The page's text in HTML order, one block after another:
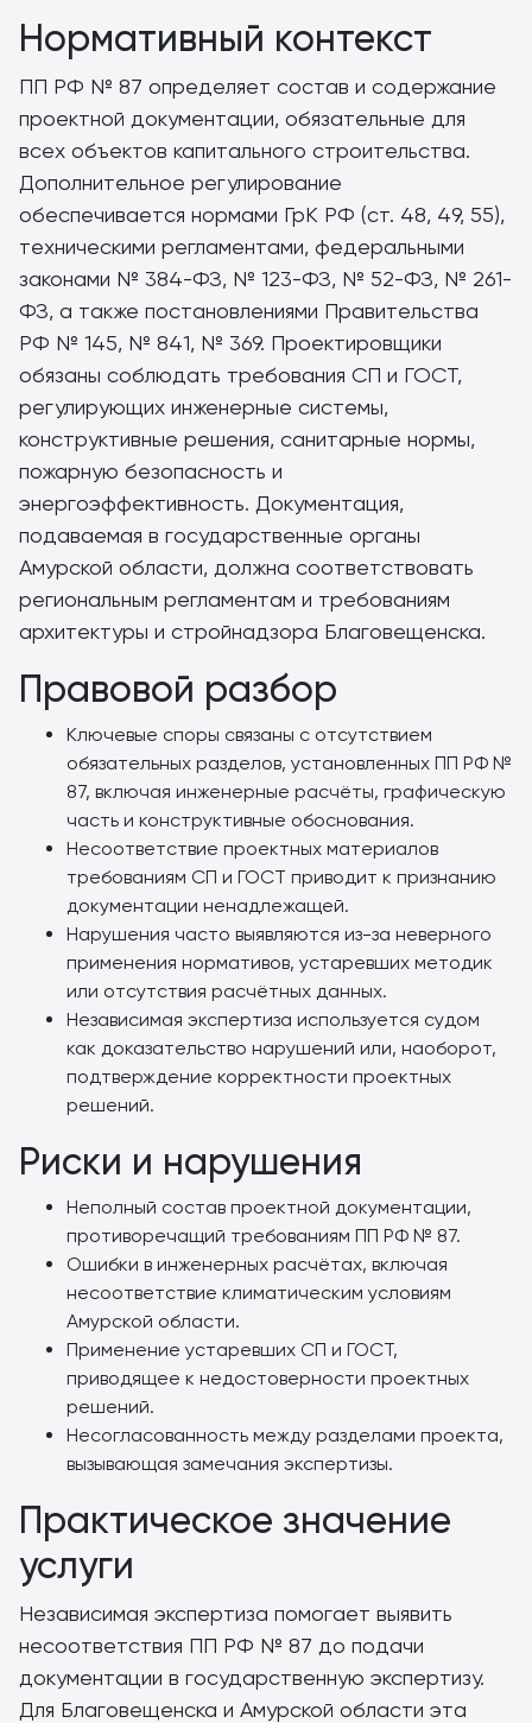
Нормативный контекст
ПП РФ № 87 определяет состав и содержание
проектной документации, обязательные для
всех объектов капитального строительства.
Дополнительное регулирование
обеспечивается нормами ГрК РФ (ст. 48, 49, 55),
техническими регламентами, федеральными
законами № 384-ФЗ, № 123-ФЗ, № 52-ФЗ, № 261-
ФЗ, а также постановлениями Правительства
РФ № 145, № 841, № 369. Проектировщики
обязаны соблюдать требования СП и ГОСТ,
регулирующих инженерные системы,
конструктивные решения, санитарные нормы,
пожарную безопасность и
энергоэффективность. Документация,
подаваемая в государственные органы
Амурской области, должна соответствовать
региональным регламентам и требованиям
архитектуры и стройнадзора Благовещенска.
Правовой разбор
Ключевые споры связаны с отсутствием
обязательных разделов, установленных ПП РФ №
87, включая инженерные расчёты, графическую
часть и конструктивные обоснования.
Несоответствие проектных материалов
требованиям СП и ГОСТ приводит к признанию
документации ненадлежащей.
Нарушения часто выявляются из-за неверного
применения нормативов, устаревших методик
или отсутствия расчётных данных.
Независимая экспертиза используется судом
как доказательство нарушений или, наоборот,
подтверждение корректности проектных
решений.
Риски и нарушения
Неполный состав проектной документации,
противоречащий требованиям ПП РФ № 87.
Ошибки в инженерных расчётах, включая
несоответствие климатическим условиям
Амурской области.
Применение устаревших СП и ГОСТ,
приводящее к недостоверности проектных
решений.
Несогласованность между разделами проекта,
вызывающая замечания экспертизы.
Практическое значение
услуги
Независимая экспертиза помогает выявить
несоответствия ПП РФ № 87 до подачи
документации в государственную экспертизу.
Для Благовещенска и Амурской области эта